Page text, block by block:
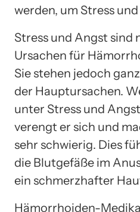
werden, um Stress
Stress und Angst sind
Ursachen für
Sie stehen jedoch
der Hauptursachen.
unter Stress und
verengt er sich und
sehr schwierig. Dies
die Blutgefäße im
ein schmerzhafter
Hämorrhoiden-